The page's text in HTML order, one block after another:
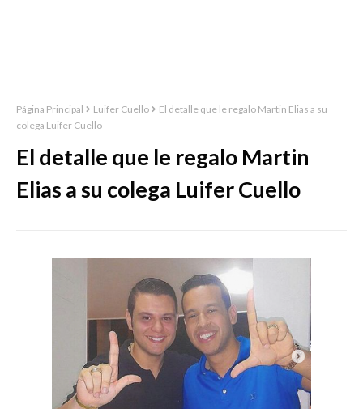
Página Principal Luifer Cuello
El detalle que le regalo Martin Elias a su
colega Luifer Cuello
El detalle que le regalo Martin
Elias a su colega Luifer Cuello